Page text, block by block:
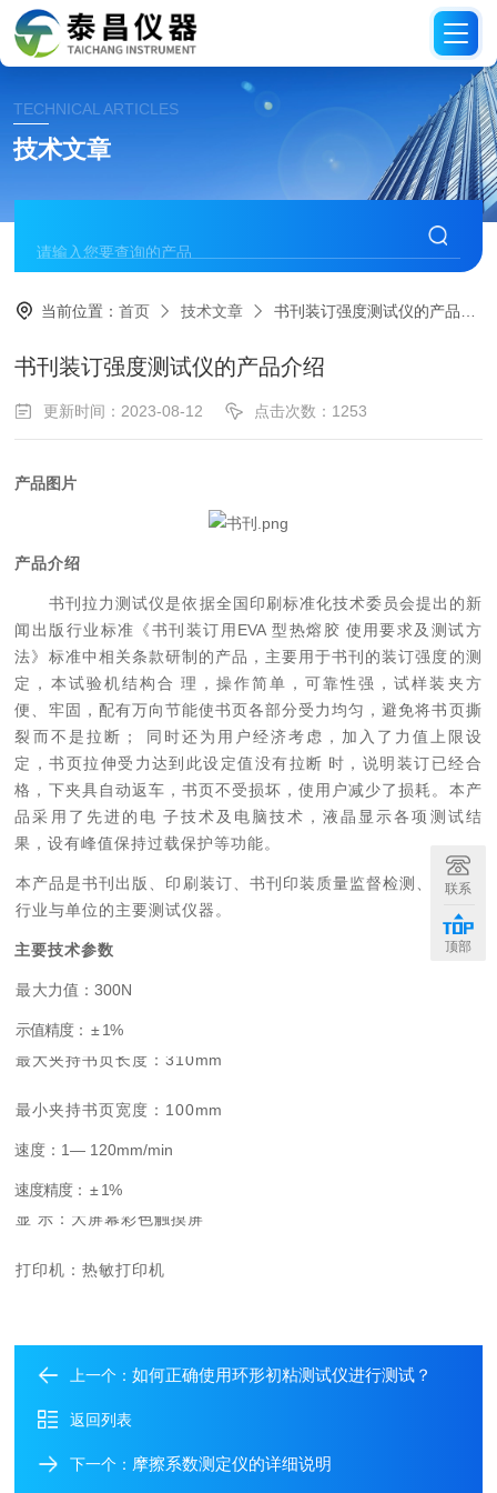
TECHNICAL ARTICLES
技术文章
当前位置：首页 技术文章 书刊装订强度测试仪的产品介绍
书刊装订强度测试仪的产品介绍
更新时间：2023-08-12 点击次数：1253
产品图片
产品介绍
书刊拉力测试仪是依据全国印刷标准化技术委员会提出的新
闻出版行业标准《书刊装订用 EVA 型热熔胶 使 用要求及测试方
法》标准中相关条款研制的产品，主要用于书刊的装订强度的测
定，本试验机结构合 理 ，操作简单，可靠性强，试样装夹方
便、牢固，配有万向节能使书页各部分受力均匀，避免将书页撕
裂而不是拉断；
同时还为用户经济考虑，加入了力值上限设
定，书页拉伸受力达到此设定值没有拉断 时 ，说明装订已经合
格，下夹具自动返车，书页不受损坏，使用户减少了损耗。本产
品采用了先进的电 子技术及电脑技术，液晶显示各项测试结
果，设有峰值保持过载保护等功能。
本产品是书刊出版、印刷装订、书刊印装质量监督检测、科研等
行业与单位的主要测试仪器。
主要技术参数
最大力值：300N
示值精度： ± 1%
最大夹持书页长度：310mm
最小夹持书页宽度： 100mm
速度： 1— 120mm/min
速度精度： ± 1%
显 示：大屏幕彩色触摸屏
打印机：热敏打印机
上一个：如何正确使用环形初粘测试仪进行测试？
返回列表
下一个： 摩擦系数测定仪的详细说明
联系
顶部